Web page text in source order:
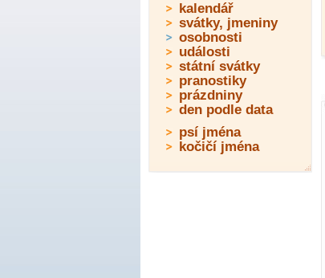
kalendář
svátky, jmeniny
osobnosti
události
státní svátky
pranostiky
prázdniny
den podle data
psí jména
kočičí jména